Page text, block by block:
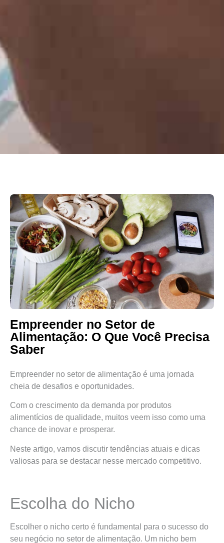
Empreender no Setor de
Alimentação: O Que Você Precisa
Saber
Empreender no setor de alimentação é uma jornada
cheia de desafios e oportunidades.
Com o crescimento da demanda por produtos
alimentícios de qualidade, muitos veem isso como uma
chance de inovar e prosperar.
Neste artigo, vamos discutir tendências atuais e dicas
valiosas para se destacar nesse mercado competitivo.
Escolha do Nicho
Escolher o nicho certo é fundamental para o sucesso do
seu negócio no setor de alimentação. Um nicho bem